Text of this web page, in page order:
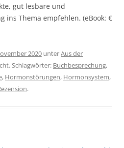
gut lesbare und
ins Thema empfehlen. (eBook: €
2020 unterAus der
Schlagwörter: Buchbesprechung,
, Hormonstörungen, Hormonsystem,
.